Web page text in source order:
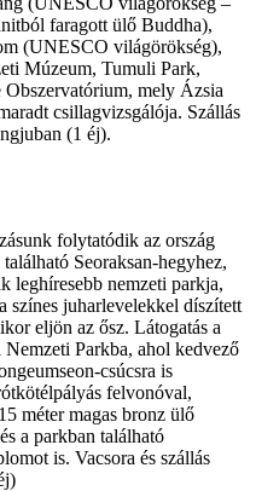
faragott ülő Buddha),
(UNESCO világörökség),
Múzeum, Tumuli Park,
Obszervatórium, mely Ázsia
csillagvizsgálója. Szállás
(1 éj).
folytatódik az ország
Seoraksan-hegyhez,
leghíresebb nemzeti parkja,
színes juharlevelekkel díszített
eljön az ősz. Látogatás a
Nemzeti Parkba, ahol kedvező
csúcsra is
felvonóval,
méter magas bronz ülő
a parkban található
is. Vacsora és szállás